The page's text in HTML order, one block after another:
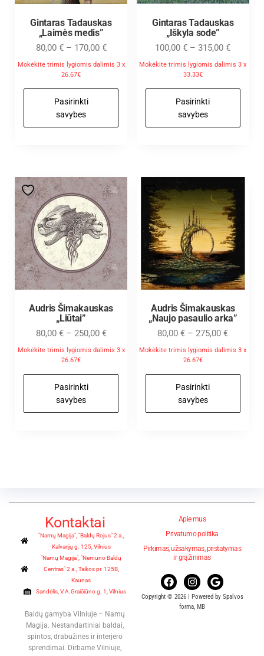
Gintaras Tadauskas
„Laimės medis”
80,00 € – 170,00 €
Mokėkite trimis lygiomis dalimis 3 x
26.67€
Pasirinkti
savybes
Gintaras Tadauskas
„Iškyla sode”
100,00€ – 315,00€
Mokėkite trimis lygiomis dalimis 3 x
33.33€
Pasirinkti
savybes
Audris Šimakauskas
„Liūtai”
80,00 € – 250,00 €
Mokėkite trimis lygiomis dalimis 3 x
26.67€
Pasirinkti
savybes
Audris Šimakauskas
„Naujo pasaulio arka”
80,00€ – 275,00€
Mokėkite trimis lygiomis dalimis 3 x
26.67€
Pasirinkti
savybes
Kontaktai
"Namų Magija", "Baldų Rojus" 2 a.,
Kalvarijų g. 125, Vilnius
"Namų Magija", "Nemuno Baldų
Centras" 2 a., Taikos pr. 125B,
Kaunas
Sandėlis, V.A.Graičiūno g. 1, Vilnius
Baldų gamyba Vilniuje – Namų
Magija. Nestandartiniai baldai,
spintos, drabužinės ir interjero
sprendimai. Dirbame Vilniuje,
Apie mus
Privatumo politika
Pirkimas, užsakymas, pristatymas
ir grąžinimas
Copyright © 2026 | Powered by Spalvos
forma, MB